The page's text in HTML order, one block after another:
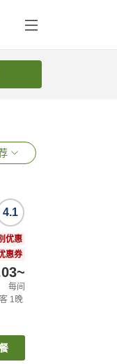
4.1
优惠
惠券
~
每间
1晚